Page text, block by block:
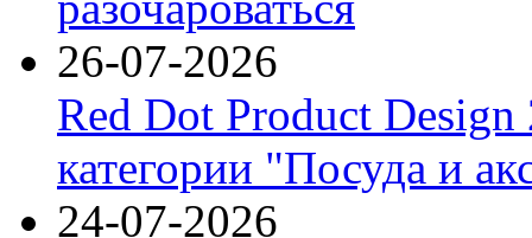
26-07-2026
Red Dot Product Design
категории "Посуда и
24-07-2026